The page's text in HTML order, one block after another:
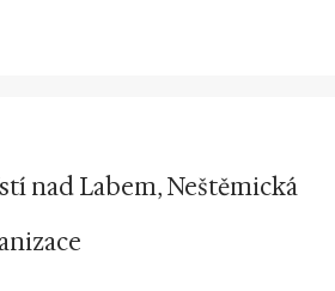
nad Labem, Neštěmická